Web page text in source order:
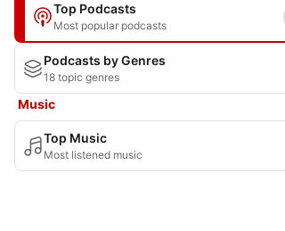
Top Podcasts
Most popular podcasts
Podcasts by Genres
18 topic genres
Music
Top Music
Most listened music